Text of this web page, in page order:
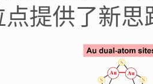
点提供了新思